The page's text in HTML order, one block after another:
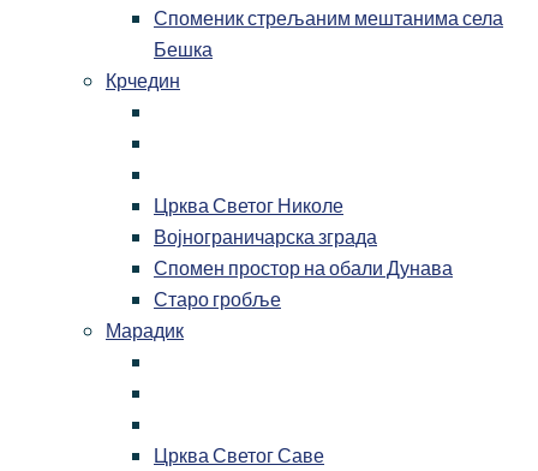
Споменик стрељаним мештанима села
Бешка
Крчедин
Црква Светог Николе
Војнограничарска зграда
Спомен простор на обали Дунава
Старо гробље
Марадик
Црква Светог Саве